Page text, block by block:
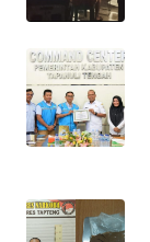
WN
GORONTALO
WN
SULUT
MALUKU